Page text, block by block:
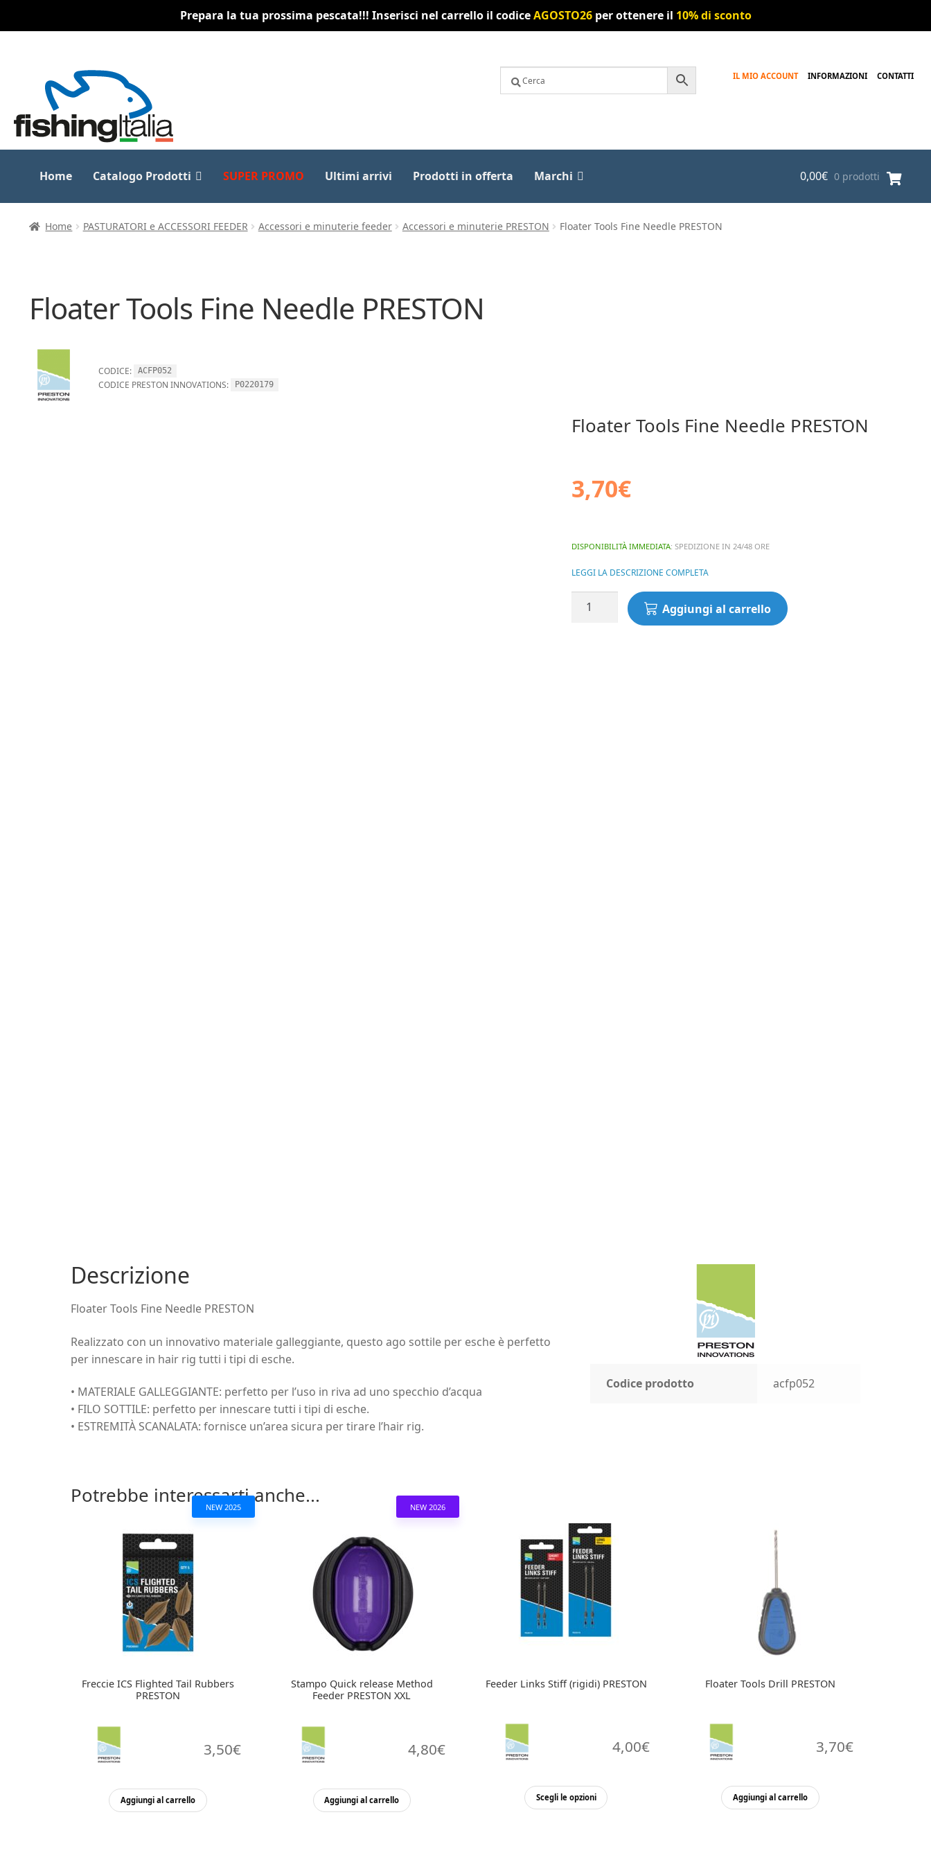
Prepara la tua prossima pescata!!! Inserisci nel carrello il codiceAGOSTO26per ottenere il 10% di sconto
navigazione
contenuto
IL MIO ACCOUNT INFORMAZIONI CONTATTI
Home Catalogo Prodotti SUPER PROMO Ultimi arrivi Prodotti in offerta Marchi 0,00€ 0 prodotti
Home PASTURATORI e ACCESSORI FEEDER Accessori e minuterie feeder Accessori e minuterie PRESTON Floater Tools Fine Needle PRESTON
Floater Tools Fine Needle PRESTON
CODICE: ACFP052
CODICE PRESTON INNOVATIONS: P0220179
Floater Tools Fine Needle PRESTON
3,70€
DISPONIBILITÀ IMMEDIATA: SPEDIZIONE IN 24/48 ORE
LEGGI LA DESCRIZIONE COMPLETA
Floater
Aggiungi al carrello
Descrizione
Floater Tools Fine Needle PRESTON
Realizzato con un innovativo materiale galleggiante, questo ago sottile per esche è perfetto
per innescare in hair rig tutti i tipi di esche.
• MATERIALE GALLEGGIANTE: perfetto per l’uso in riva ad uno specchio d’acqua
• FILO SOTTILE: perfetto per innescare tutti i tipi di esche.
• ESTREMITÀ SCANALATA: fornisce un’area sicura per tirare l’hair rig.
Codice prodotto acfp052
Potrebbe interessarti anche...
NEW 2025
Freccie ICS Flighted Tail Rubbers
PRESTON
3,50€
Aggiungi al carrello
NEW 2026
Stampo Quick release Method
Feeder PRESTON XXL
4,80€
Aggiungi al carrello
Feeder Links Stiff (rigidi) PRESTON
4,00€
Scegli le opzioni
Questo
Floater Tools Drill PRESTON
3,70€
Aggiungi al carrello